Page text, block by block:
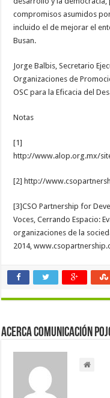
compromisos asumidos
incluido el de mejorar el
Busan.
Jorge Balbis, Secretario
Organizaciones de
OSC para la Eficacia del
Notas
[1]
http://www.alop.org.mx/
[2] http://
[3]CSO Partnership for
Voces, Cerrando Espacio:
organizaciones de la
2014,
Acerca Comunicación